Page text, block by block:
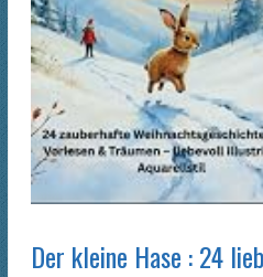
Der kleine Hase : 24